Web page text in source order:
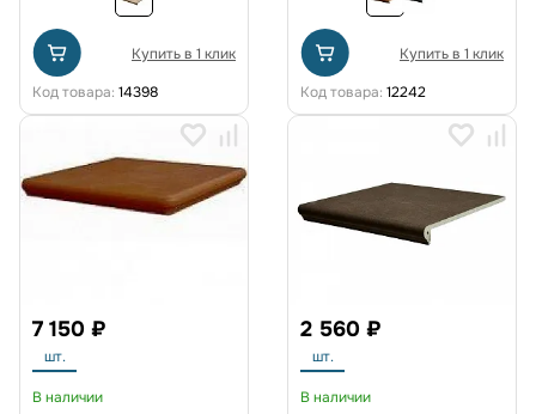
Купить в 1 клик
Код товара: 14398
Купить в 1 клик
Код товара: 12242
7 150 ₽
шт.
В наличии
2 560 ₽
шт.
В наличии